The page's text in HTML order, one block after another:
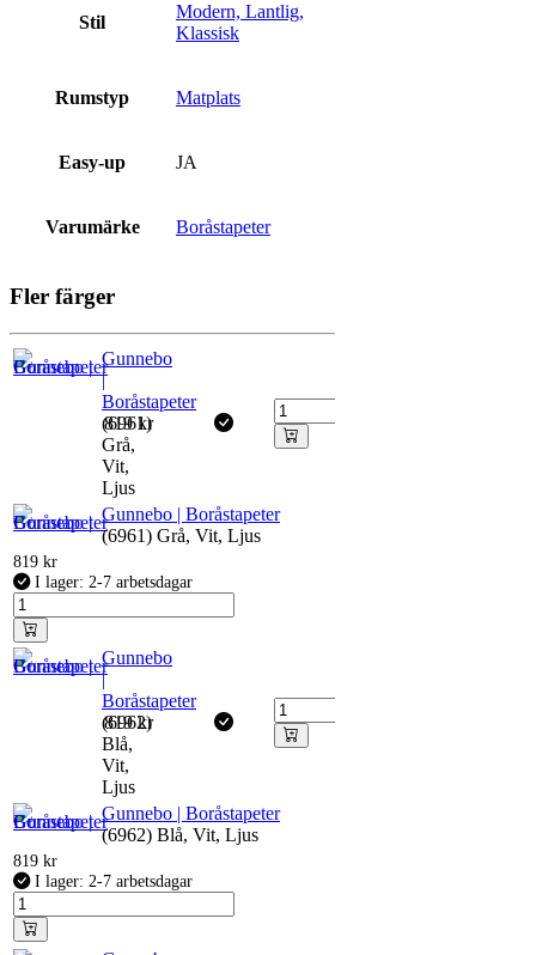
Stil
Modern, Lantlig,
Klassisk
Rumstyp Matplats
Easy-up JA
Varumärke Boråstapeter
Fler färger
Gunnebo
|
Boråstapeter
(6961)
Grå,
Vit,
Ljus
819kr
Gunnebo | Boråstapeter
(6961) Grå, Vit, Ljus
819 kr
I lager: 2-7 arbetsdagar
Gunnebo
|
Boråstapeter
(6962)
Blå,
Vit,
Ljus
819kr
Gunnebo | Boråstapeter
(6962) Blå, Vit, Ljus
819 kr
I lager: 2-7 arbetsdagar